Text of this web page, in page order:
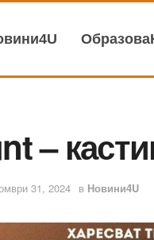
–
31, 2024 в Новини4U